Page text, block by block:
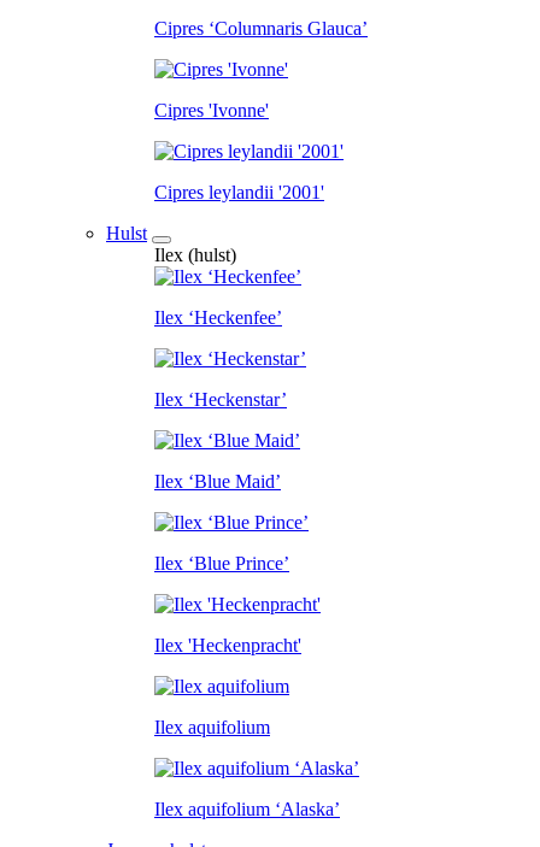
Cipres ‘Columnaris Glauca’
Cipres 'Ivonne'
Cipres leylandii '2001'
Hulst
Ilex (hulst)
Ilex ‘Heckenfee’
Ilex ‘Heckenstar’
Ilex ‘Blue Maid’
Ilex ‘Blue Prince’
Ilex 'Heckenpracht'
Ilex aquifolium
Ilex aquifolium ‘Alaska’